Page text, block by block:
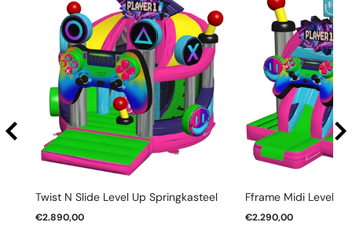
Twist N Slide Level Up Springkasteel
€2.890,00
Fframe Midi Level
€2.290,00